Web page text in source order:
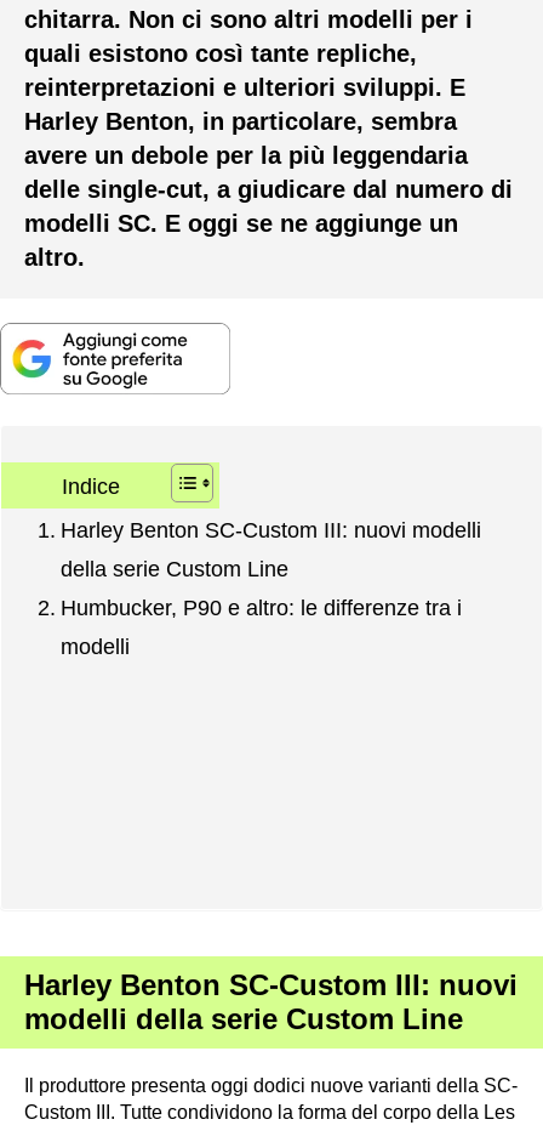
chitarra. Non ci sono altri modelli per i
quali esistono così tante repliche,
reinterpretazioni e ulteriori sviluppi. E
Harley Benton, in particolare, sembra
avere un debole per la più leggendaria
delle single-cut, a giudicare dal numero di
modelli SC. E oggi se ne aggiunge un
altro.
Indice
Harley Benton SC-Custom III: nuovi modelli
della serie Custom Line
Humbucker, P90 e altro: le differenze tra i
modelli
Harley Benton SC-Custom III: nuovi
modelli della serie Custom Line
Il produttore presenta oggi dodici nuove varianti della SC-
Custom III. Tutte condividono la forma del corpo della Les